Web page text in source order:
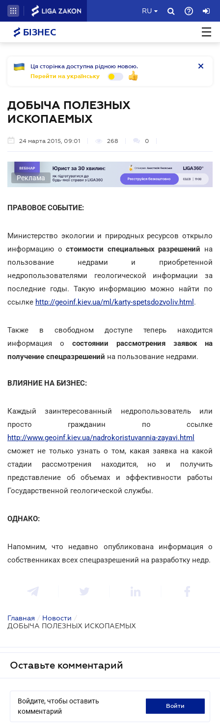
RU
БІЗНЕС
Ця сторінка доступна рідною мовою.
Перейти на українську
ДОБЫЧА ПОЛЕЗНЫХ
ИСКОПАЕМЫХ
24 марта 2015, 09:01 268 0
Реклама
ПРАВОВОЕ СОБЫТИЕ:
Министерство экологии и природных ресурсов открыло
информацию остоимости специальных разрешений на
пользование недрами и приобретенной
недропользователями геологической информации за
последние годы. Такую информацию можно найти по
ссылке http://geoinf.kiev.ua/ml/karty-spetsdozvoliv.html .
Также в свободном доступе теперь находится
информация о состоянии рассмотрения заявок на
получение спецразрешений на пользование недрами.
ВЛИЯНИЕ НА БИЗНЕС:
Каждый заинтересованный недропользователь или
просто гражданин по ссылке
http://www.geoinf.kiev.ua/nadrokoristuvannia-zayavi.html
сможет не только узнать о том, какая заявка на какой
стадии рассмотрения находится, но и получить
представление об объемах и эффективности работы
Государственной геологической службы.
ОДНАКО:
Напомним, что недавно опубликована информация о
собственниках всех спецразрешений на разработку недр.
Главная / Новости /
ДОБЫЧА ПОЛЕЗНЫХ ИСКОПАЕМЫХ
Оставьте комментарий
Войдите, чтобы оставить
комментарий
войти